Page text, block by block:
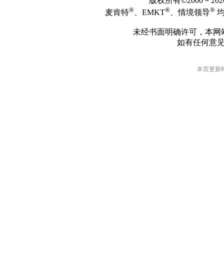
麦肯特® 、EMKT® 、情境领导®
未经书面明确许可，本
如有任何意
本页更新